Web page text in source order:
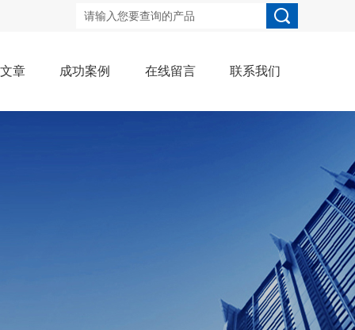
章 成功案例 在线留言 联系我们